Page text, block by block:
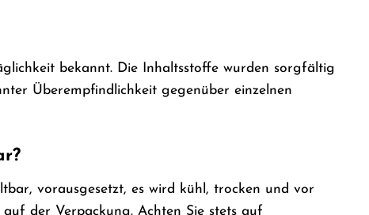
bekannt. Die Inhaltsstoffe wurden sorgfältig
Überempfindlichkeit gegenüber einzelnen
vorausgesetzt, es wird kühl, trocken und vor
der Verpackung. Achten Sie stets auf